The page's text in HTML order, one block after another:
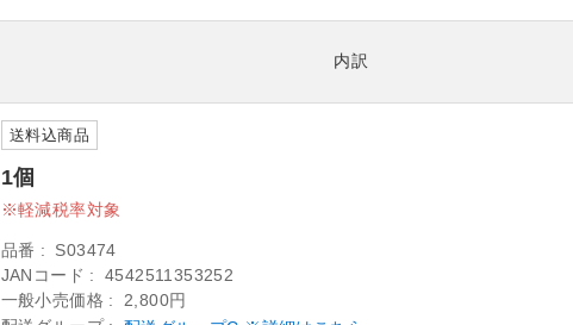
内訳
送料込商品
1個
軽減税率対象
品番
S03474
JANコード
4542511353252
一般小売価格
2,800円